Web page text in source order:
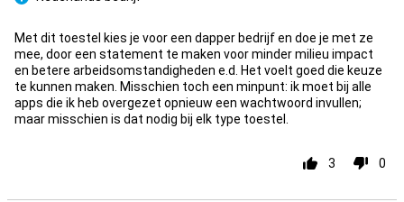
Pro
Met dit toestel kies je voor een dapper bedrijf en doe je met ze
mee, door een statement te maken voor minder milieu impact
en betere arbeidsomstandigheden e.d. Het voelt goed die keuze
te kunnen maken. Misschien toch een minpunt: ik moet bij alle
apps die ik heb overgezet opnieuw een wachtwoord invullen;
maar misschien is dat nodig bij elk type toestel.
3 0